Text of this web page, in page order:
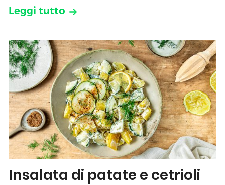
Leggi tutto
Insalata di patate e cetrioli